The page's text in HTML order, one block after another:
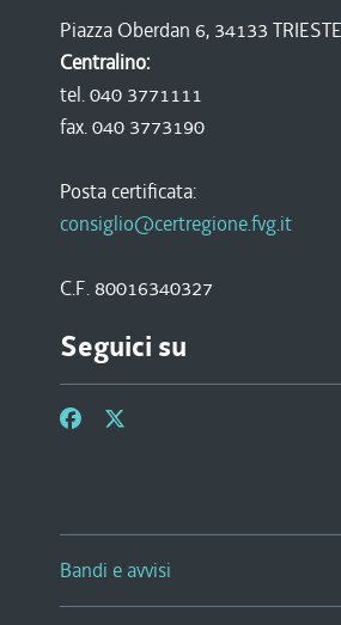
Piazza Oberdan 6, 34133 TRIESTE
Centralino:
tel. 040 3771111
fax. 040 3773190
Posta certificata:
consiglio@certregione.fvg.it
C.F. 80016340327
Seguici su
Bandi e avvisi